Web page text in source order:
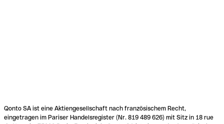
Qonto SA ist eine Aktiengesellschaft nach französischem Recht,
eingetragen im Pariser Handelsregister (Nr. 819 489 626) mit Sitz in 18 rue